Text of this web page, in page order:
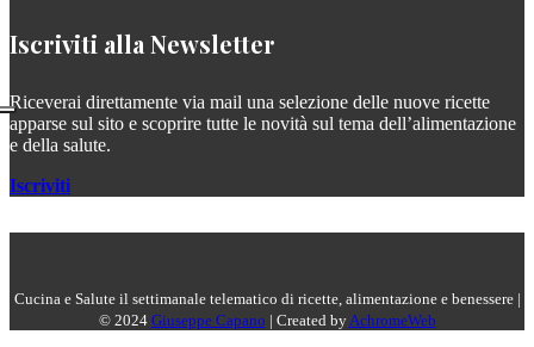
Iscriviti alla Newsletter
Riceverai direttamente via mail una selezione delle nuove ricette
apparse sul sito e scoprire tutte le novità sul tema dell’alimentazione
e della salute.
Iscriviti
Cucina e Salute il settimanale telematico di ricette, alimentazione e benessere |
© 2024 Giuseppe Capano | Created by AchromeWeb